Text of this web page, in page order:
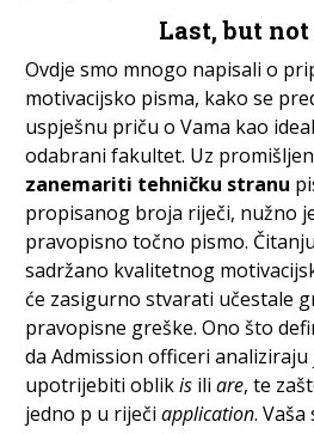
Last, but
Ovdje smo mnogo napisali o
motivacijsko pisma, kako se
uspješnu priču o Vama kao
odabrani fakultet. Uz
zanemariti tehničku stranu
propisanog broja riječi, nužno
pravopisno točno pismo.
sadržano kvalitetnog
će zasigurno stvarati učestale
pravopisne greške. Ono što
da Admission officeri
upotrijebiti oblikisili are, te
jedno p u riječi application.